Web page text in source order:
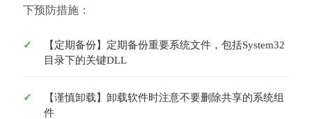
下预防措施：
【定期备份】定期备份重要系统文件，包括System32
目录下的关键DLL
【谨慎卸载】卸载软件时注意不要删除共享的系统组
件